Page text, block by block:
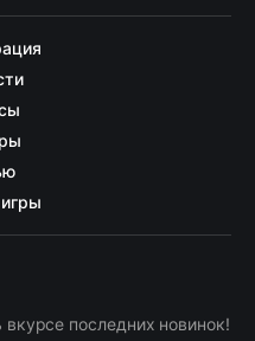
последних новинок!